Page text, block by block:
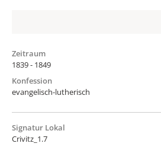
Zeitraum
1839 - 1849
Konfession
evangelisch-lutherisch
Signatur Lokal
Crivitz_1.7